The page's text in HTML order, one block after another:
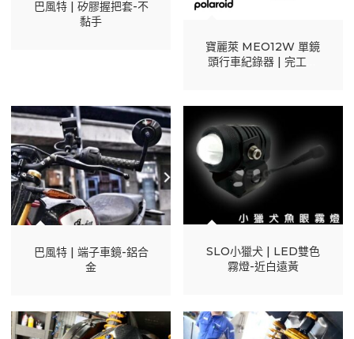
巴風特 | 矽膠握把套-不
黏手
寶麗萊 MEO12W 單鏡
頭行車紀錄器 | 完工報
巴風特 | 端子車鏡-鋁合
金
SLO小獵犬 | LED雙色
霧燈-近白遠黃